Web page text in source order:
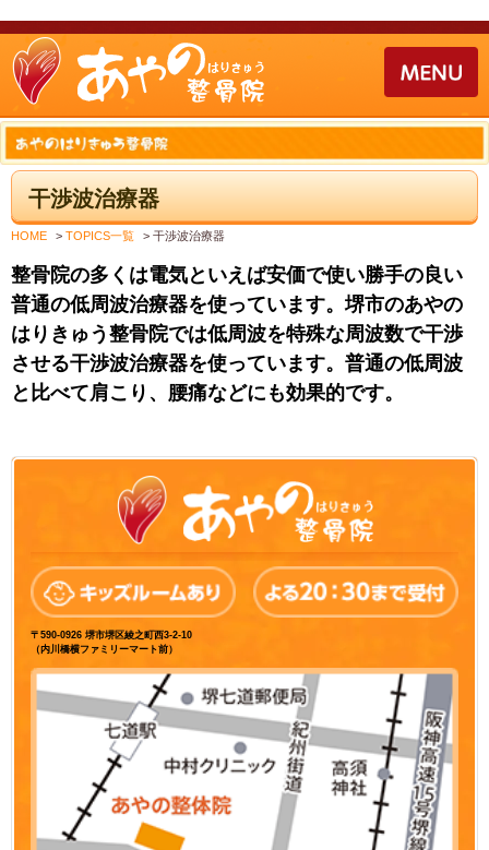
干渉波治療器
HOME > TOPICS一覧 > 干渉波治療器
整骨院の多くは電気といえば安価で使い勝手の良い
普通の低周波治療器を使っています。堺市のあやの
はりきゅう整骨院では低周波を特殊な周波数で干渉
させる干渉波治療器を使っています。普通の低周波
と比べて肩こり、腰痛などにも効果的です。
〒590-0926 堺市堺区綾之町西3-2-10
（内川橋横ファミリーマート前）